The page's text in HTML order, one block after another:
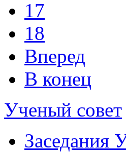
17
18
Вперед
В конец
Ученый совет
Заседания